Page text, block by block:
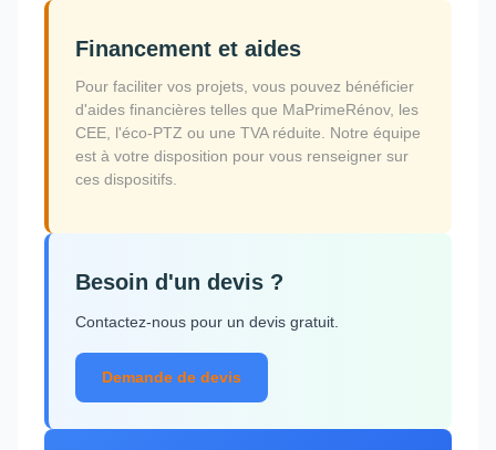
Financement et aides
Pour faciliter vos projets, vous pouvez bénéficier
d'aides financières telles que MaPrimeRénov, les
CEE, l'éco-PTZ ou une TVA réduite. Notre équipe
est à votre disposition pour vous renseigner sur
ces dispositifs.
Besoin d'un devis ?
Contactez-nous pour un devis gratuit.
Demande de devis